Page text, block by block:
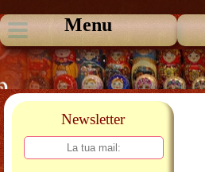
Menu
Newsletter